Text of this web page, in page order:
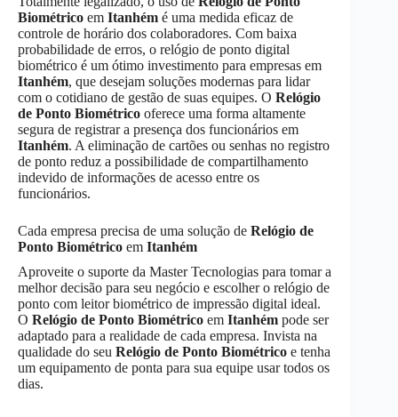
Biométrico em Itanhém é uma medida eficaz de
controle de horário dos colaboradores. Com baixa
probabilidade de erros, o relógio de ponto digital
biométrico é um ótimo investimento para empresas em
Itanhém, que desejam soluções modernas para lidar
com o cotidiano de gestão de suas equipes. O Relógio
de Ponto Biométrico oferece uma forma altamente
segura de registrar a presença dos funcionários em
Itanhém. A eliminação de cartões ou senhas no registro
de ponto reduz a possibilidade de compartilhamento
indevido de informações de acesso entre os
funcionários.
Cada empresa precisa de uma solução de Relógio de
Ponto Biométrico em Itanhém
Aproveite o suporte da Master Tecnologias para tomar a
melhor decisão para seu negócio e escolher o relógio de
ponto com leitor biométrico de impressão digital ideal.
O Relógio de Ponto Biométrico em Itanhém pode ser
adaptado para a realidade de cada empresa. Invista na
qualidade do seu Relógio de Ponto Biométrico e tenha
um equipamento de ponta para sua equipe usar todos os
dias.